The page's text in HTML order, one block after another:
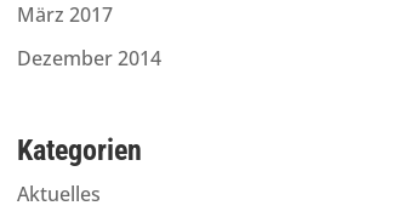
März 2017
Dezember 2014
Kategorien
Aktuelles